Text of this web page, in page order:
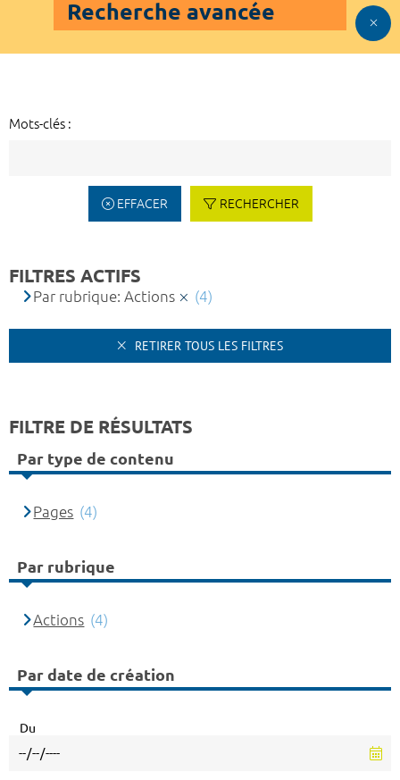
Recherche avancée
Mots-clés :
EFFACER RECHERCHER
FILTRES ACTIFS
Par rubrique: Actions (4)
RETIRER TOUS LES FILTRES
FILTRE DE RÉSULTATS
Par type de contenu
Pages (4)
Par rubrique
Actions (4)
Par date de création
Du